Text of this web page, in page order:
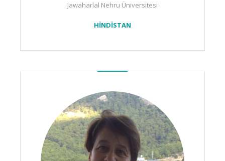
Jawaharlal Nehru Üniversitesi
HİNDİSTAN